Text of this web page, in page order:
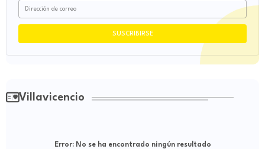
Villavicencio
Error:No se ha encontrado ningún resultado